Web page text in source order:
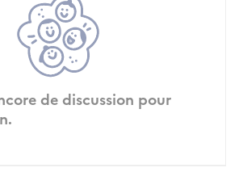
de discussion pour